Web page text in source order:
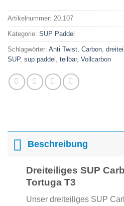
Artikelnummer: 20.107
Kategorie: SUP Paddel
Schlagwörter: Anti Twist Carbon
SUP, sup paddel teilbar, Vollcarbon
Beschreibung
Dreiteiliges SUP
Tortuga T3
Unser dreiteiliges SUP